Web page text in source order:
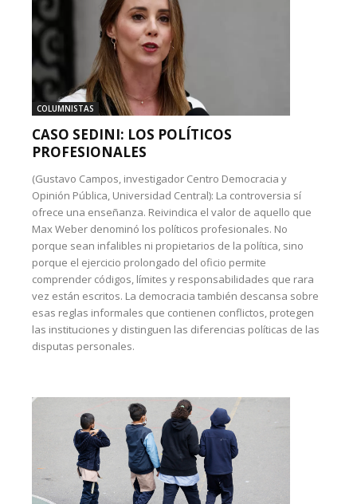
COLUMNISTAS
CASO SEDINI: LOS POLÍTICOS
PROFESIONALES
(Gustavo Campos, investigador Centro Democracia y
Opinión Pública, Universidad Central): La controversia sí
ofrece una enseñanza. Reivindica el valor de aquello que
Max Weber denominó los políticos profesionales. No
porque sean infalibles ni propietarios de la política, sino
porque el ejercicio prolongado del oficio permite
comprender códigos, límites y responsabilidades que rara
vez están escritos. La democracia también descansa sobre
esas reglas informales que contienen conflictos, protegen
las instituciones y distinguen las diferencias políticas de las
disputas personales.